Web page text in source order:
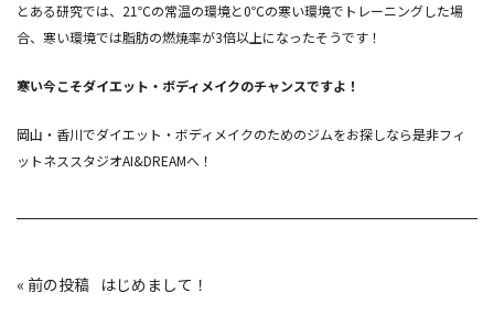
とある研究では、21℃の常温の環境と0℃の寒い環境でトレーニングした場
合、寒い環境では脂肪の燃焼率が3倍以上になったそうです！
寒い今こそダイエット・ボディメイクのチャンスですよ！
岡山・香川でダイエット・ボディメイクのためのジムをお探しなら是非フィ
ットネススタジオAI&DREAMへ！
投
稿
«
はじめまして！